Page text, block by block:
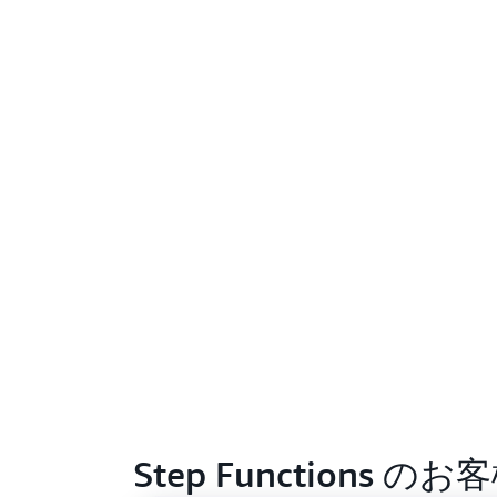
Step Functions のお